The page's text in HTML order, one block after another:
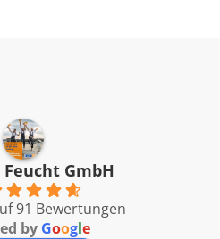
GmbH
91 Bewertungen
by Google